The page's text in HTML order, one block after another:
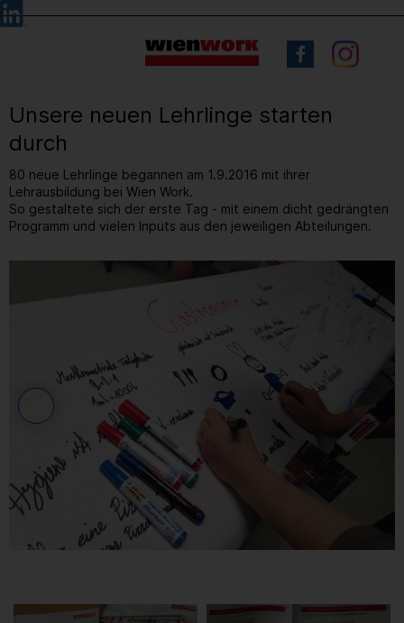
Barrierefreie
Bedienung
Sprachauswahl
Unsere neuen Lehrlinge starten
durch
80 neue Lehrlinge begannen am 1.9.2016 mit ihrer
Lehrausbildung bei Wien Work.
So gestaltete sich der erste Tag - mit einem dicht gedrängten
Programm und vielen Inputs aus den jeweiligen Abteilungen.